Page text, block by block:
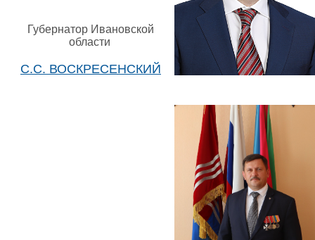
Губернатор Ивановской
области
С.С. ВОСКРЕСЕНСКИЙ